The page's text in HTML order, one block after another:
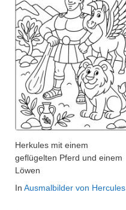
Herkules mit einem
geflügelten Pferd und einem
Löwen
In Ausmalbilder von Hercules